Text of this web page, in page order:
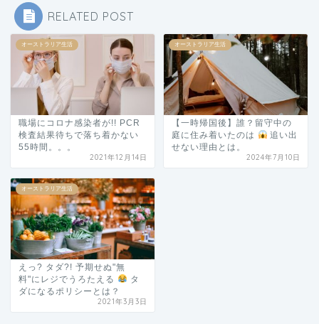
RELATED POST
オーストラリア生活
職場にコロナ感染者が!! PCR
検査結果待ちで落ち着かない
55時間。。。
2021年12月14日
オーストラリア生活
【一時帰国後】誰？留守中の
庭に住み着いたのは
追い出
せない理由とは。
2024年7月10日
オーストラリア生活
えっ? タダ?! 予期せぬ"無
料"にレジでうろたえる
タ
ダになるポリシーとは？
2021年3月3日